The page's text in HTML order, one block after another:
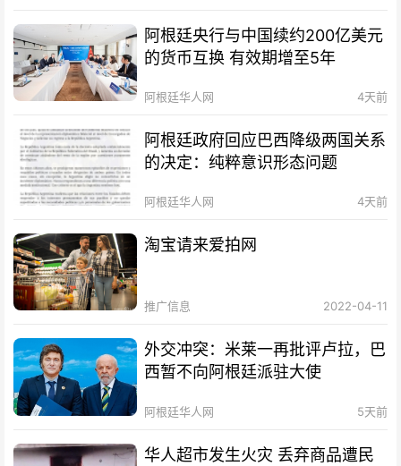
阿根廷央行与中国续约200亿美元
的货币互换 有效期增至5年
阿根廷华人网 4天前
阿根廷政府回应巴西降级两国关系
的决定：纯粹意识形态问题
阿根廷华人网 4天前
淘宝请来爱拍网
推广信息 2022-04-11
外交冲突：米莱一再批评卢拉，巴
西暂不向阿根廷派驻大使
阿根廷华人网 5天前
华人超市发生火灾 丢弃商品遭民